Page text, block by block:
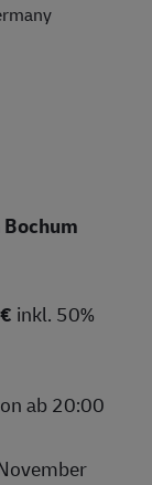
inkl. 50%
ab 20:00